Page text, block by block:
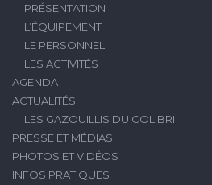
PRÉSENTATION
L’ÉQUIPEMENT
LE PERSONNEL
LES ACTIVITÉS
AGENDA
ACTUALITÉS
LES GAZOUILLIS DU COLIBRI
PRESSE ET MÉDIAS
PHOTOS ET VIDÉOS
INFOS PRATIQUES